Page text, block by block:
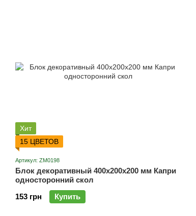
Хит
15 ЦВЕТОВ
Артикул: ZM0198
Блок декоративный 400х200х200 мм Капри
односторонний скол
153 грн
Купить